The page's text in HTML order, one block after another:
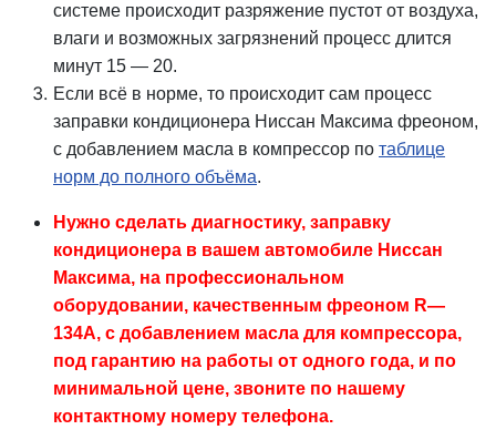
системе происходит разряжение пустот от воздуха,
влаги и возможных загрязнений процесс длится
минут 15 — 20.
Если всё в норме, то происходит сам процесс
заправки кондиционера Ниссан Максима фреоном,
с добавлением масла в компрессор по таблице
норм до полного объёма.
Нужно сделать диагностику, заправку
кондиционера в вашем автомобиле Ниссан
Максима, на профессиональном
оборудовании, качественным фреоном R—
134A, с добавлением масла для компрессора,
под гарантию на работы от одного года, и по
минимальной цене, звоните по нашему
контактному номеру телефона.